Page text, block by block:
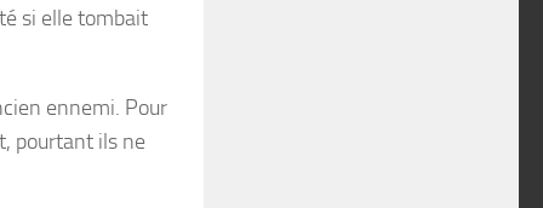
si elle tombait
ennemi. Pour
pourtant ils ne